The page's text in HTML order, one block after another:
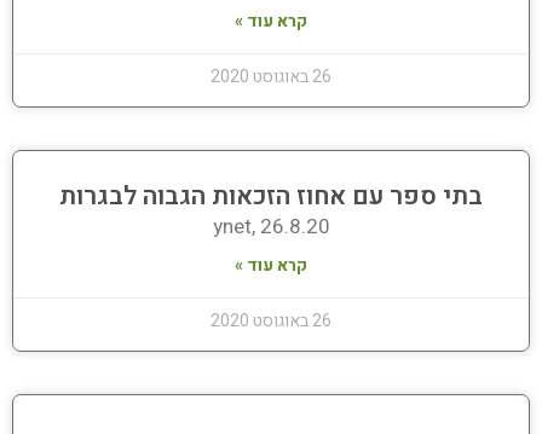
קרא עוד »
26 באוגוסט 2020
בתי ספר עם אחוז הזכאות הגבוה לבגרות
ynet, 26.8.20
קרא עוד »
26 באוגוסט 2020